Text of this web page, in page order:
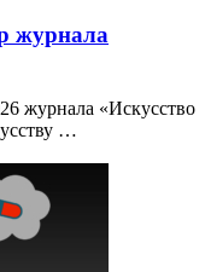
журнала
журнала «Искусство
…